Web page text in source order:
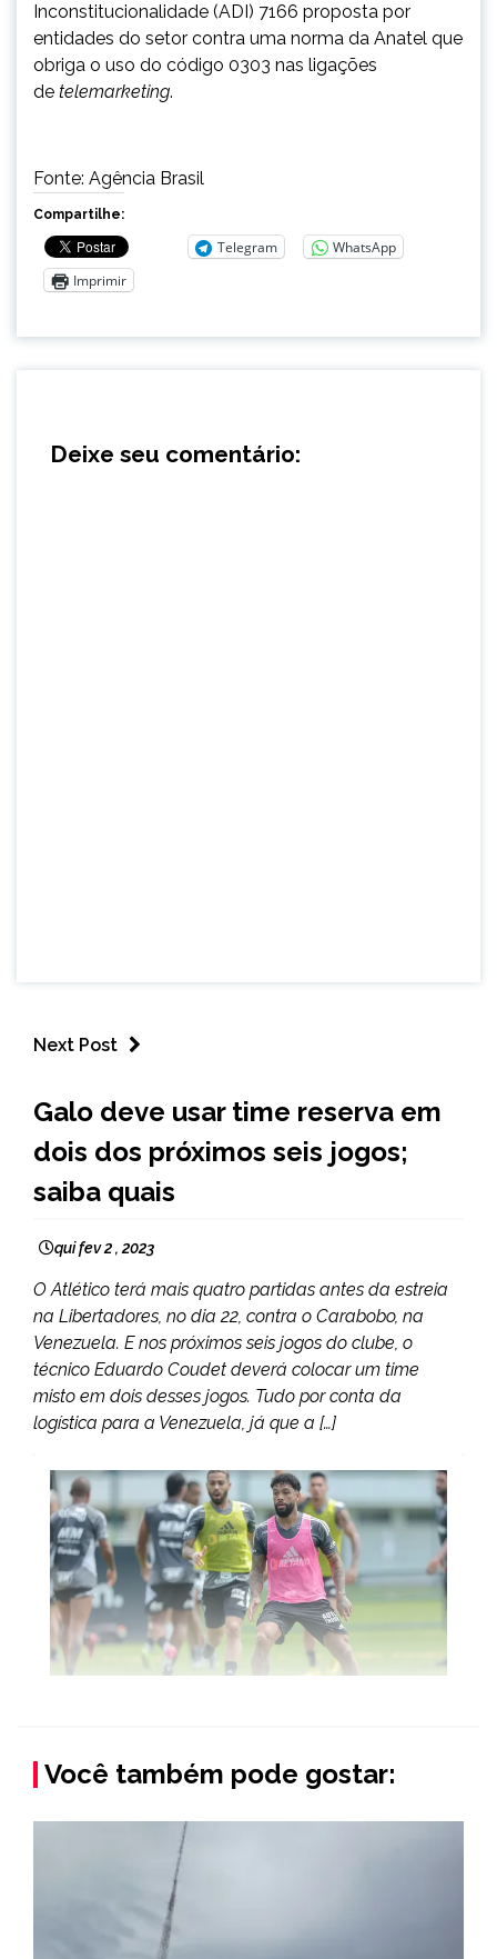
Inconstitucionalidade (ADI) 7166 proposta por
entidades do setor contra uma norma da Anatel que
obriga o uso do código 0303 nas ligações
de telemarketing.
Fonte: Agência Brasil
Compartilhe:
Telegram
WhatsApp
Imprimir
Deixe seu comentário:
Next Post
Galo deve usar time reserva em
dois dos próximos seis jogos;
saiba quais
qui fev 2 , 2023
O Atlético terá mais quatro partidas antes da estreia
na Libertadores, no dia 22, contra o Carabobo, na
Venezuela. E nos próximos seis jogos do clube, o
técnico Eduardo Coudet deverá colocar um time
misto em dois desses jogos. Tudo por conta da
logística para a Venezuela, já que a […]
Você também pode gostar: